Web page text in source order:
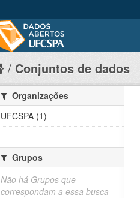
Conjuntos de dados
Organizações
UFCSPA (1)
Grupos
Não há Grupos que
correspondam a essa busca